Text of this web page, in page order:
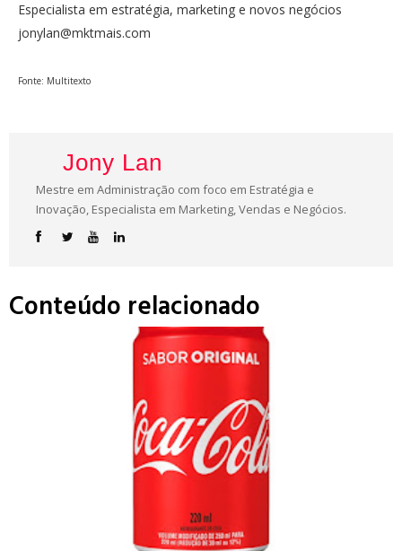
Especialista em estratégia, marketing e novos negócios
jonylan@mktmais.com
Fonte: Multitexto
Jony Lan
Mestre em Administração com foco em Estratégia e
Inovação, Especialista em Marketing, Vendas e Negócios.
Conteúdo relacionado